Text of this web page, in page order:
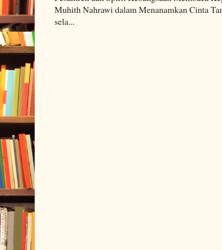
Muhith Nahrawi dalam Menanamkan Cinta
sela...